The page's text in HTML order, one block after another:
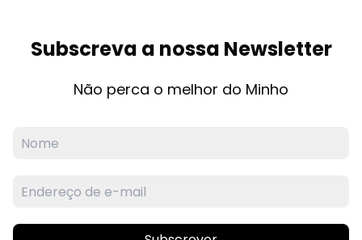
Subscreva a nossa Newsletter
Não perca o melhor do Minho